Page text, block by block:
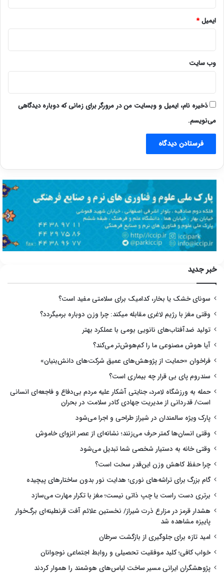
ایمیل*
وب‌ سایت
ذخیره نام، ایمیل و وبسایت من در مرورگر برای زمانی که دوباره دیدگاهی
می‌نویسم.
خبر جدید
سونای خشک یا بخار، کدامیک برای سلامتی مفید است؟
وقتی مغز با رژیم لاغری مقابله میکند: چرا وزن دوباره برمیگردد؟
تولید ضدآفتاب‌های نانویی بومی با عملکرد بهتر
آیا هوش مصنوعی ما را کم‌هوش‌تر می‌کند؟
فراخوان «حمایت از پژوهش‌های عمیق شرکت‌های دانش‌بنیان»
سندروم پای بی قرار چه بیماری است؟
حمله به ورزشگاه لامرد، جنایتی آشکار علیه مردم بی‌دفاع و فاجعه‌ای انسانی
است/ قدردانی از مدیریت جهادی کادر سلامت در بحران
پارک ویژه سالمندان در شیراز طراحی و اجرا می‌شود
وقتی انسان‌ها کمتر حرف می‌زنند؛ نشانه‌ای از عصر انزوای خاموش
وقتی خانه به دستیار شخصی شما تبدیل می‌شود
چرا حفظ کاهش وزن این‌قدر سخت است؟
گام بزرگ برای تراشه‌های نوری؛ هدایت نور بدون ساختارهای پیچیده
برتری دست راست یا چپ ذاتی نیست؛ مغز با تکرار مهارت می‌سازد
هشدار قرمز در مزارع ذرت شیراز/ نخستین علائم آفت قرنطینه‌ای برگ‌خوار
پاییزه مشاهده شد
امید تازه برای جلوگیری از بازگشت سرطان
خواب کافی؛ کلید موفقیت تحصیلی و روابط اجتماعی نوجوانان
پژوهشگران ایرانی مسیر ساخت لباس‌های هوشمند را هموار کردند